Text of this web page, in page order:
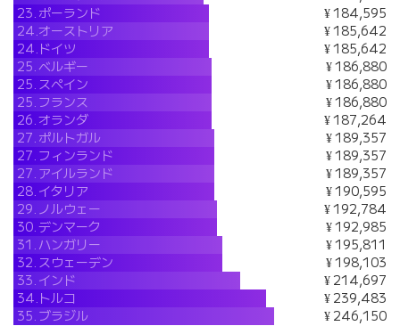
23. ポーランド
¥ 184,595
24.オーストリア
¥ 185,642
24. ドイツ
¥ 185,642
25.ベルギー
¥ 186,880
25. スペイン
¥ 186,880
25. フランス
¥ 186,880
26.オランダ
¥ 187,264
27. ポルトガル
¥ 189,357
27. フィンランド
¥ 189,357
27. アイルランド
¥ 189,357
28. イタリア
¥ 190,595
29. ノルウェー
¥ 192,784
30.デンマーク
¥ 192,985
31. ハンガリー
¥ 195,811
32. スウェーデン
¥ 198,103
33. インド
¥ 214,697
34. トルコ
¥ 239,483
35. ブラジル ¥ 246,150